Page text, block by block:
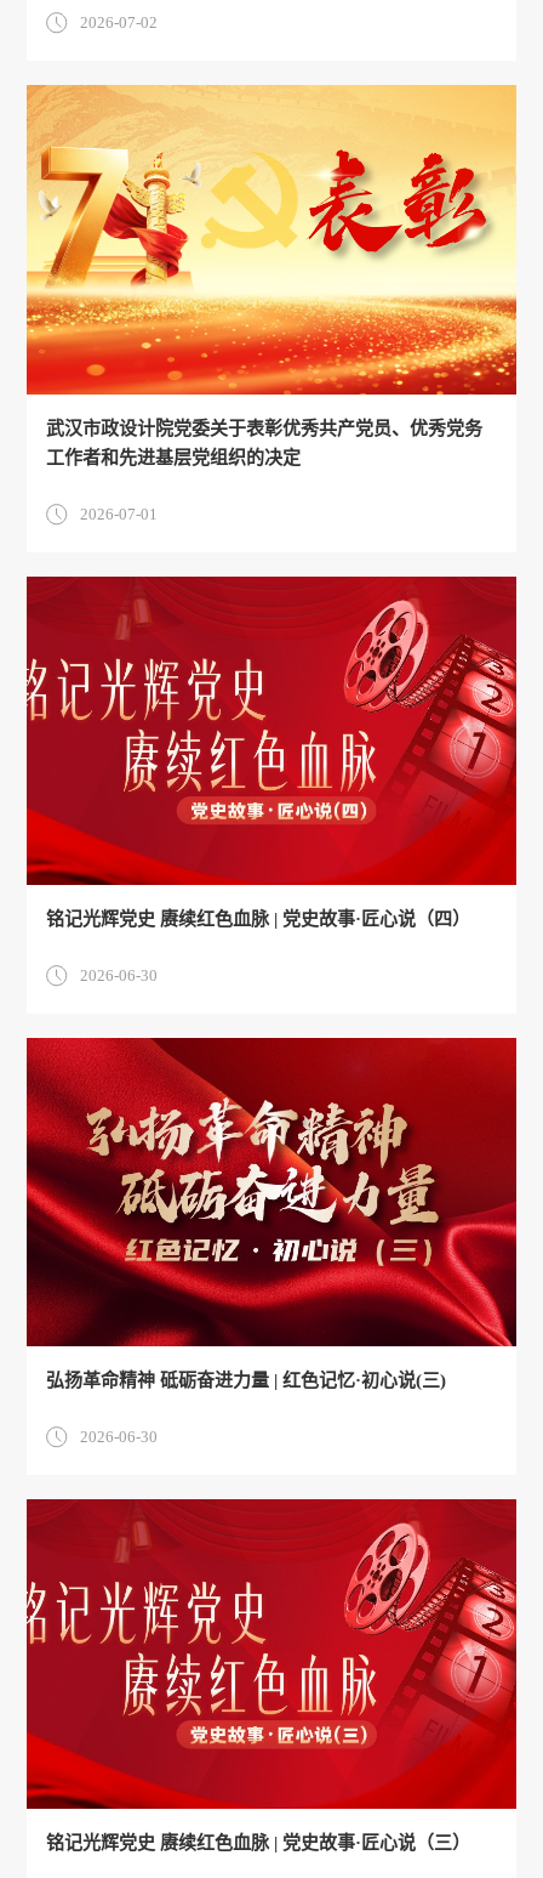
2026-07-02
武汉市政设计院党委关于表彰优秀共产党员、优秀党务
工作者和先进基层党组织的决定
2026-07-01
铭记光辉党史 赓续红色血脉 | 党史故事·匠心说（四）
2026-06-30
弘扬革命精神 砥砺奋进力量 | 红色记忆·初心说(三)
2026-06-30
铭记光辉党史 赓续红色血脉 | 党史故事·匠心说（三）